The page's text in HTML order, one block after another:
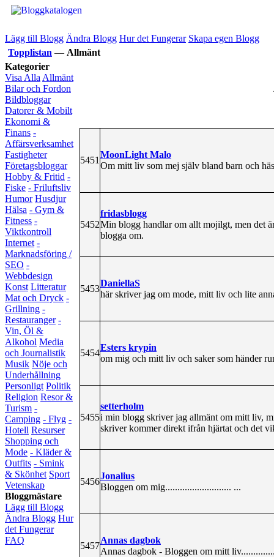
Lägg till Blogg Ändra Blogg Hur det Fungerar Skapa egen Blogg
Topplistan — Allmänt
Kategorier
Visa Alla Allmänt
Bilar och Fordon
Bildbloggar
Datorer & Mobilt
Ekonomi &
Finans -
Affärsverksamhet
Fastigheter
Företagsbloggar
Hobby & Fritid -
Fiske - Friluftsliv
Humor Husdjur
Hälsa - Gym &
Fitness -
Viktkontroll
Internet -
Marknadsföring /
SEO -
Webbdesign
Konst Litteratur
Mat och Dryck -
Grillning -
Restauranger -
Vin, Öl &
Alkohol Media
och Journalistik
Musik Nöje och
Underhållning
Personligt Politik
Religion Resor &
Turism -
Camping - Flyg -
Hotell Resurser
Shopping och
Mode - Kläder &
Outfits - Smink
& Skönhet Sport
Vetenskap
Bloggmästare
Lägg till Blogg
Ändra Blogg Hur
det Fungerar
FAQ
5451
MoonLight Malo
Om mitt liv som mej själv bland barn och
5452
fridasblogg
Min blogg handlar om allt mojilgt, men det
blogga om.
5453
DaniellaS
här skriver jag om mode, mitt liv och lite
5454
Esters krypin
om mig och mitt liv och saker som händer
5455
setterholm
i min blogg skriver jag allmänt om mitt liv,
skriver kommer direkt ifrån hjärtat och det
5456
Jonalius
Bloggen om mig........................... ...
5457
Annas dagbok
Annas dagbok - Bloggen om mitt